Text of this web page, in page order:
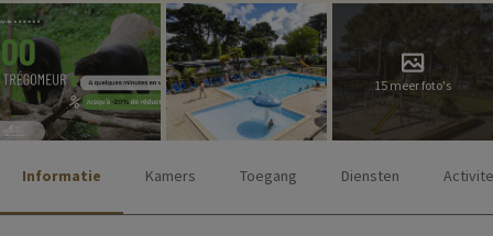
15 meer foto's
Informatie Kamers Toegang Diensten